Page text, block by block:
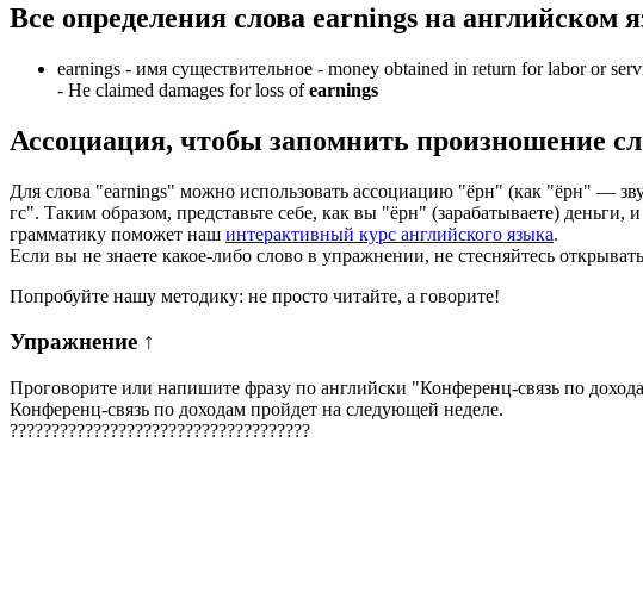
Все определения слова earnings на английском
earnings - имя существительное - money obtained in return for labor or
- He claimed damages for loss ofearnings
Ассоциация, чтобы запомнить произношение
Для слова "earnings" можно использовать ассоциацию "ёрн" (как "ёрн" —
гс". Таким образом, представьте себе, как вы "ёрн" (зарабатываете)
грамматику поможет наш интерактивный курс английского языка.
Если вы не знаете какое-либо слово в упражнении, не стесняйтесь
Попробуйте нашу методику: не просто читайте, а говорите!
Упражнение ↑
Проговорите или напишите фразу по английски "Конференц-связь по
Конференц-связь по доходам пройдет на следующей неделе.
????????????????????????????????????